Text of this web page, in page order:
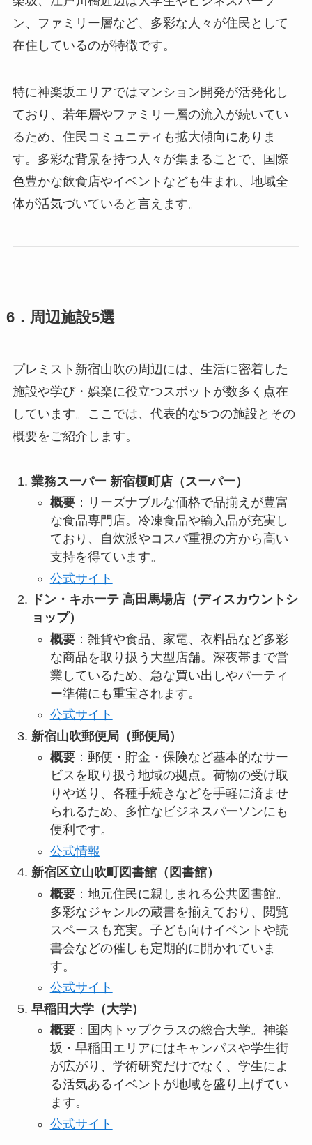
ン、ファミリー層など、多彩な人々が住民として
在住しているのが特徴です。
特に神楽坂エリアではマンション開発が活発化し
ており、若年層やファミリー層の流入が続いてい
るため、住民コミュニティも拡大傾向にありま
す。多彩な背景を持つ人々が集まることで、国際
色豊かな飲食店やイベントなども生まれ、地域全
体が活気づいていると言えます。
6．周辺施設5選
プレミスト新宿山吹の周辺には、生活に密着した
施設や学び・娯楽に役立つスポットが数多く点在
しています。ここでは、代表的な5つの施設とその
概要をご紹介します。
業務スーパー 新宿榎町店（スーパー）
概要：リーズナブルな価格で品揃えが豊富
な食品専門店。冷凍食品や輸入品が充実し
ており、自炊派やコスパ重視の方から高い
支持を得ています。
公式サイト
ドン・キホーテ 高田馬場店（ディスカウントシ
ョップ）
概要：雑貨や食品、家電、衣料品など多彩
な商品を取り扱う大型店舗。深夜帯まで営
業しているため、急な買い出しやパーティ
ー準備にも重宝されます。
公式サイト
新宿山吹郵便局（郵便局）
概要：郵便・貯金・保険など基本的なサー
ビスを取り扱う地域の拠点。荷物の受け取
りや送り、各種手続きなどを手軽に済ませ
られるため、多忙なビジネスパーソンにも
便利です。
公式情報
新宿区立山吹町図書館（図書館）
概要：地元住民に親しまれる公共図書館。
多彩なジャンルの蔵書を揃えており、閲覧
スペースも充実。子ども向けイベントや読
書会などの催しも定期的に開かれていま
す。
公式サイト
早稲田大学（大学）
概要：国内トップクラスの総合大学。神楽
坂・早稲田エリアにはキャンパスや学生街
が広がり、学術研究だけでなく、学生によ
る活気あるイベントが地域を盛り上げてい
ます。
公式サイト